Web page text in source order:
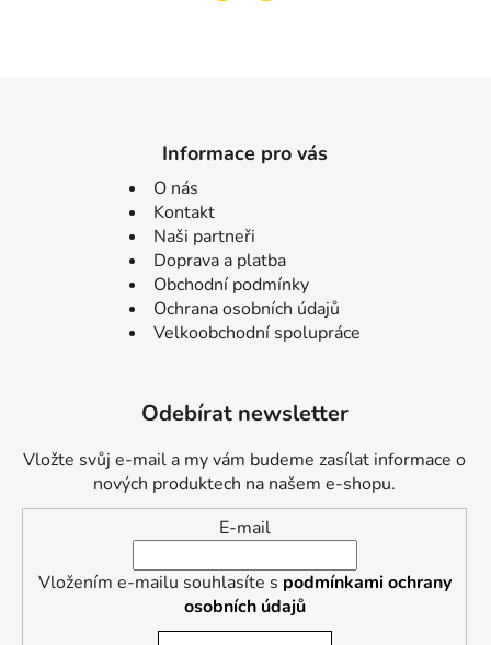
Informace pro vás
O nás
Kontakt
Naši partneři
Doprava a platba
Obchodní podmínky
Ochrana osobních údajů
Velkoobchodní spolupráce
Odebírat newsletter
Vložte svůj e-mail a my vám budeme zasílat informace o
nových produktech na našem e-shopu.
E-mail
Vložením e-mailu souhlasíte s podmínkami ochrany
osobních údajů